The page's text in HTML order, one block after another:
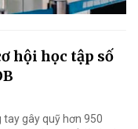
hội học tập số
tay gây quỹ hơn 950